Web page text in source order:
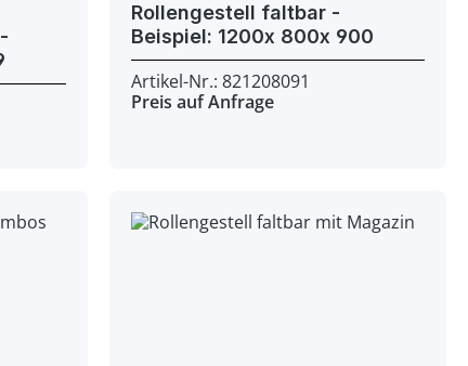
Rollengestell faltbar -
Beispiel: 1200x 800x 900
Artikel-Nr.: 821208091
Preis auf Anfrage